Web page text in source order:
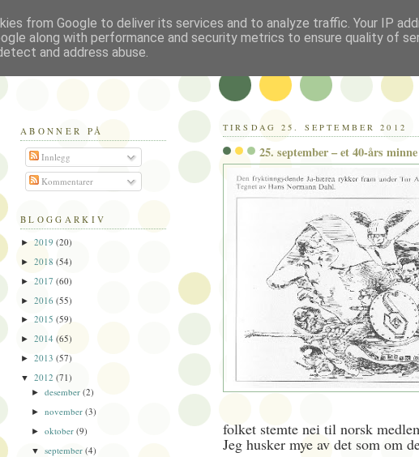
TIRSDAG 25. SEPTEMBER 2012
25. september – et 40-års minne
folket stemte nei til norsk
Jeg husker mye av det som om
Politikus
ABONNER PÅ
Innlegg
Kommentarer
BLOGGARKIV
► 2019 (20)
► 2018 (54)
► 2017 (60)
► 2016 (55)
► 2015 (59)
► 2014 (65)
► 2013 (57)
▼ 2012 (71)
►desember(2)
►november(3)
►oktober(9)
▼september(4)
from Google to deliver its services and to analyze traffic. Your IP
along with performance and security metrics to ensure quality of
and address abuse.